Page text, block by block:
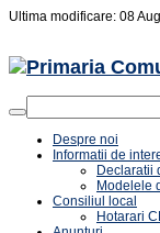
Ultima modificare: 08
Despre noi
Informatii de
Declaratii
Modelele
Consiliul local
Hotarari